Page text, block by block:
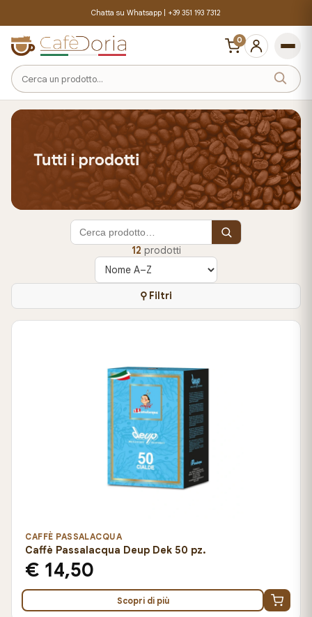
Chatta su Whatsapp | +39 351 193 7312
Cerca
un
prodotto
0
12 prodotti
Ordina
prodotti
⚲ Filtri
CAFFÈ PASSALACQUA
Caffè Passalacqua Deup Dek 50 pz.
€ 14,50
Scopri di più